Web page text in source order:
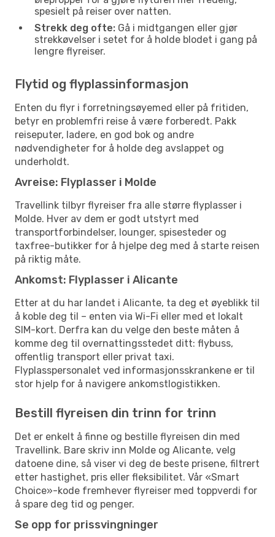
spesielt på reiser over natten.
Strekk deg ofte: Gå i midtgangen eller gjør
strekkøvelser i setet for å holde blodet i gang på
lengre flyreiser.
Flytid og flyplassinformasjon
Enten du flyr i forretningsøyemed eller på fritiden,
betyr en problemfri reise å være forberedt. Pakk
reiseputer, ladere, en god bok og andre
nødvendigheter for å holde deg avslappet og
underholdt.
Avreise: Flyplasser i Molde
Travellink tilbyr flyreiser fra alle større flyplasser i
Molde. Hver av dem er godt utstyrt med
transportforbindelser, lounger, spisesteder og
taxfree-butikker for å hjelpe deg med å starte reisen
på riktig måte.
Ankomst: Flyplasser i Alicante
Etter at du har landet i Alicante, ta deg et øyeblikk til
å koble deg til – enten via Wi-Fi eller med et lokalt
SIM-kort. Derfra kan du velge den beste måten å
komme deg til overnattingsstedet ditt: flybuss,
offentlig transport eller privat taxi.
Flyplasspersonalet ved informasjonsskrankene er til
stor hjelp for å navigere ankomstlogistikken.
Bestill flyreisen din trinn for trinn
Det er enkelt å finne og bestille flyreisen din med
Travellink. Bare skriv inn Molde og Alicante, velg
datoene dine, så viser vi deg de beste prisene, filtrert
etter hastighet, pris eller fleksibilitet. Vår «Smart
Choice»-kode fremhever flyreiser med toppverdi for
å spare deg tid og penger.
Se opp for prissvingninger